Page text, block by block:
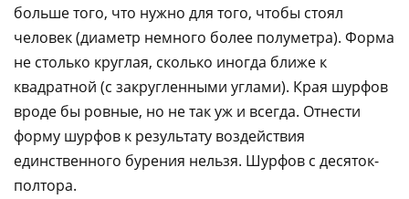
больше того, что нужно для того, чтобы стоял
человек (диаметр немного более полуметра). Форма
не столько круглая, сколько иногда ближе к
квадратной (с закругленными углами). Края шурфов
вроде бы ровные, но не так уж и всегда. Отнести
форму шурфов к результату воздействия
единственного бурения нельзя. Шурфов с десяток-
полтора.